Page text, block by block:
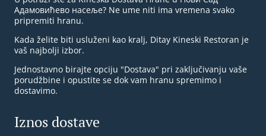
Адамовићево насеље? Ne ume niti ima vremena svako
pripremiti hranu.
Kada želite biti usluženi kao kralj, Ditay Kineski Restoran je
vaš najbolji izbor.
Jednostavno birajte opciju "Dostava" pri zaključivanju vaše
porudžbine i opustite se dok vam hranu spremimo i
dostavimo.
Iznos dostave